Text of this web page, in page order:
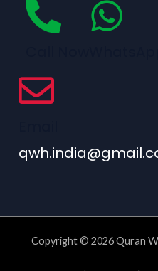
Copyright © 2026 Quran